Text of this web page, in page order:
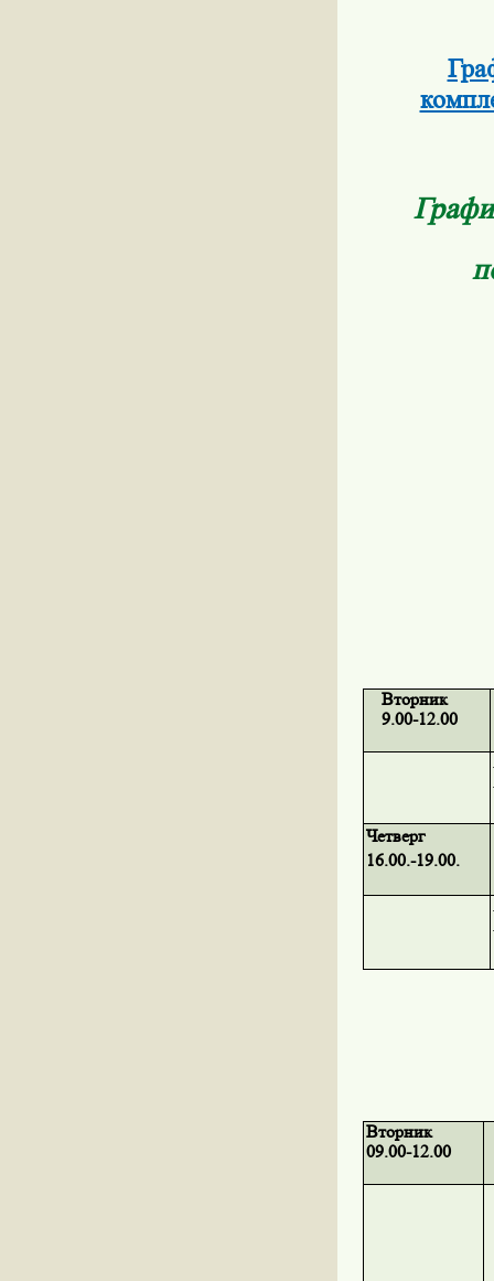
Вторник
9.00-12.00
Четверг
16.00.-19.00.
Вторник
09.00-12.00